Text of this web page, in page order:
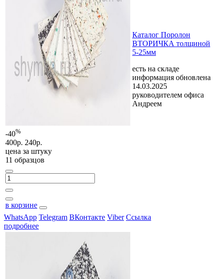
-40%
400р. 240р.
цена за штуку
11 образцов
в корзине
Каталог Поролон
ВТОРИЧКА толщиной
5-25мм
есть на складе
информация обновлена
14.03.2025
руководителем офиса
Андреем
WhatsApp Telegram ВКонтакте Viber Ссылка
подробнее